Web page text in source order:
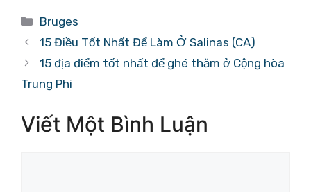
Danh
mục
Bruges
15 Điều Tốt Nhất Để Làm Ở Salinas (CA)
15 địa điểm tốt nhất để ghé thăm ở Cộng hòa
Trung Phi
Viết Một Bình Luận